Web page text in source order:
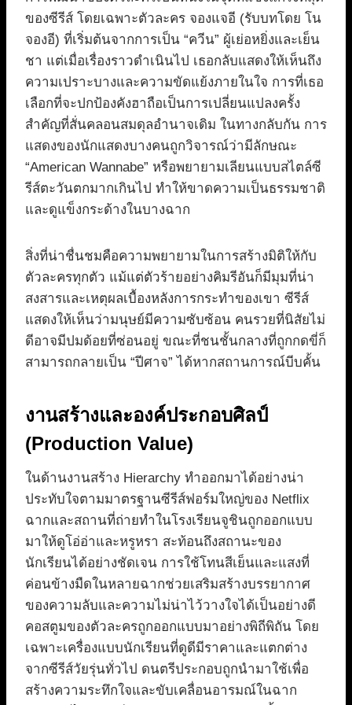
ของซีรีส์ โดยเฉพาะตัวละคร จองแจอี (รับบทโดย โน
จองอี) ที่เริ่มต้นจากการเป็น “ควีน” ผู้เย่อหยิ่งและเย็น
ชา แต่เมื่อเรื่องราวดำเนินไป เธอกลับแสดงให้เห็นถึง
ความเปราะบางและความขัดแย้งภายในใจ การที่เธอ
เลือกที่จะปกป้องคังฮาถือเป็นการเปลี่ยนแปลงครั้ง
สำคัญที่สั่นคลอนสมดุลอำนาจเดิม ในทางกลับกัน การ
แสดงของนักแสดงบางคนถูกวิจารณ์ว่ามีลักษณะ
“American Wannabe” หรือพยายามเลียนแบบสไตล์ซี
รีส์ตะวันตกมากเกินไป ทำให้ขาดความเป็นธรรมชาติ
และดูแข็งกระด้างในบางฉาก
สิ่งที่น่าชื่นชมคือความพยายามในการสร้างมิติให้กับ
ตัวละครทุกตัว แม้แต่ตัวร้ายอย่างคิมรีอันก็มีมุมที่น่า
สงสารและเหตุผลเบื้องหลังการกระทำของเขา ซีรีส์
แสดงให้เห็นว่ามนุษย์มีความซับซ้อน คนรวยที่นิสัยไม่
ดีอาจมีปมด้อยที่ซ่อนอยู่ ขณะที่ชนชั้นกลางที่ถูกกดขี่ก็
สามารถกลายเป็น “ปีศาจ” ได้หากสถานการณ์บีบคั้น
งานสร้างและองค์ประกอบศิลป์
(Production Value)
ในด้านงานสร้าง Hierarchy ทำออกมาได้อย่างน่า
ประทับใจตามมาตรฐานซีรีส์ฟอร์มใหญ่ของ Netflix
ฉากและสถานที่ถ่ายทำในโรงเรียนจูชินถูกออกแบบ
มาให้ดูโอ่อ่าและหรูหรา สะท้อนถึงสถานะของ
นักเรียนได้อย่างชัดเจน การใช้โทนสีเย็นและแสงที่
ค่อนข้างมืดในหลายฉากช่วยเสริมสร้างบรรยากาศ
ของความลับและความไม่น่าไว้วางใจได้เป็นอย่างดี
คอสตูมของตัวละครถูกออกแบบมาอย่างพิถีพิถัน โดย
เฉพาะเครื่องแบบนักเรียนที่ดูดีมีราคาและแตกต่าง
จากซีรีส์วัยรุ่นทั่วไป ดนตรีประกอบถูกนำมาใช้เพื่อ
สร้างความระทึกใจและขับเคลื่อนอารมณ์ในฉาก